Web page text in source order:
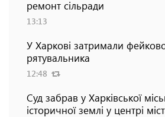
ремонт сільради
13:13
У Харкові затримали
рятувальника
12:48
Суд забрав у Харківської
історичної землі у центрі